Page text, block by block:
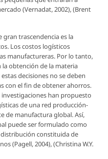
(Vernadat, 2002), (Brent
gran trascendencia es la
Los costos logísticos
manufactureras. Por lo tanto,
la obtención de la materia
decisiones no se deben
con el fin de obtener ahorros.
han propuesto
de una red producción-
de manufactura global. Así,
puede ser formulado como
constituida de
(Pagell, 2004), (Christina W.Y.